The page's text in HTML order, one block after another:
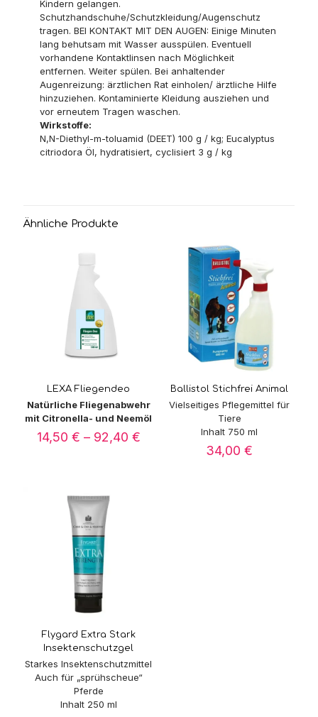
Kindern gelangen.
Schutzhandschuhe/Schutzkleidung/Augenschutz
tragen. BEI KONTAKT MIT DEN AUGEN: Einige Minuten
lang behutsam mit Wasser ausspülen. Eventuell
vorhandene Kontaktlinsen nach Möglichkeit
entfernen. Weiter spülen. Bei anhaltender
Augenreizung: ärztlichen Rat einholen/ ärztliche Hilfe
hinzuziehen. Kontaminierte Kleidung ausziehen und
vor erneutem Tragen waschen.
Wirkstoffe:
N,N-Diethyl-m-toluamid (DEET) 100 g / kg; Eucalyptus
citriodora Öl, hydratisiert, cyclisiert 3 g / kg
Ähnliche Produkte
LEXA Fliegendeo
Natürliche Fliegenabwehr
mit Citronella- und Neemöl
14,50 € – 92,40 €Preisspanne:
Ballistol Stichfrei Animal
Vielseitiges Pflegemittel für
Tiere
Inhalt 750 ml
34,00€
Flygard Extra Stark
Insektenschutzgel
Starkes Insektenschutzmittel
Auch für „sprühscheue“
Pferde
Inhalt 250 ml